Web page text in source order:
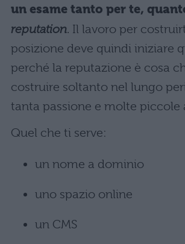
un esame tanto per te,
reputation. Il lavoro per
posizione deve quindi iniziare
perché la reputazione è cosa
costruire soltanto nel lungo
tanta passione e molte piccole
Quel che ti serve:
un nome a dominio
uno spazio online
un CMS